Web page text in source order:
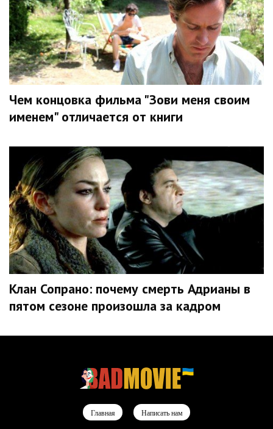
Чем концовка фильма "Зови меня своим
именем" отличается от книги
Клан Сопрано: почему смерть Адрианы в
пятом сезоне произошла за кадром
Главная Написать нам